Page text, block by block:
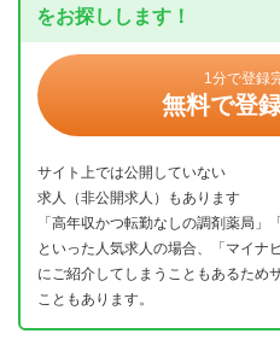
をお探しします！
1分で登録
無料で登
サイト上では公開していない
求人（非公開求人）もあります
「高年収かつ転勤なしの調剤薬局」
といった人気求人の場合、「マイナ
にご紹介してしまうこともあるため
こともあります。